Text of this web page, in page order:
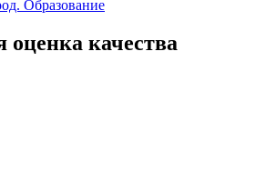
оценка качества